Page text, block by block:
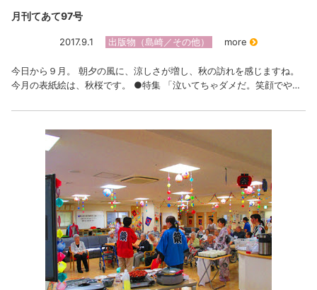
月刊てあて97号
2017.9.1 出版物（島崎／その他） more
今日から９月。 朝夕の風に、涼しさが増し、秋の訪れを感じますね。
今月の表紙絵は、秋桜です。 ●特集 「泣いてちゃダメだ。笑顔でや…